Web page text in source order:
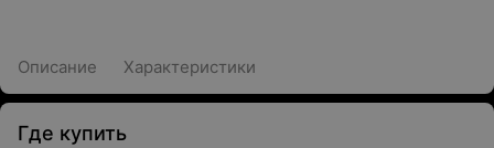
Описание Характеристики
Где купить